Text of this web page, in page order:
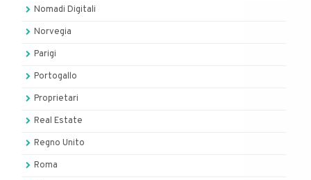
Nomadi Digitali
Norvegia
Parigi
Portogallo
Proprietari
Real Estate
Regno Unito
Roma